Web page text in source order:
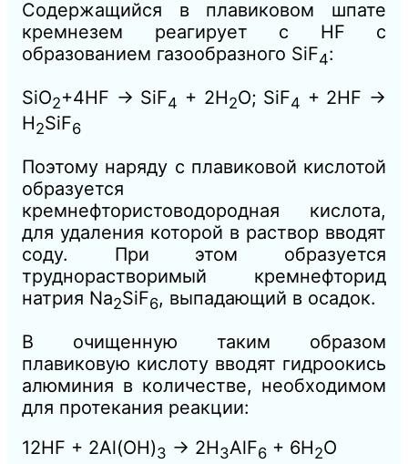
Содержащийся в плавиковом шпате
кремнезем реагирует с HF с
образованием газообразного SiF4:
SiO2+4HF → SiF4 + 2H2O; SiF4 + 2HF →
H2SiF6
Поэтому наряду с плавиковой кислотой
образуется
кремнефтористоводородная кислота,
для удаления которой в раствор вводят
соду. При этом образуется
труднорастворимый кремнефторид
натрия Na2SiF6, выпадающий в осадок.
В очищенную таким образом
плавиковую кислоту вводят гидроокись
алюминия в количестве, необходимом
для протекания реакции:
12HF + 2Al(OH)3 → 2H3AlF6 + 6H2O